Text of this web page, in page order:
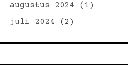
augustus 2024 (1)
juli 2024 (2)